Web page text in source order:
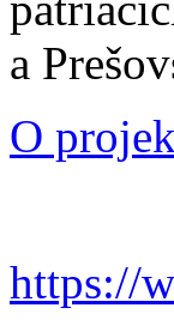
a
O
https://